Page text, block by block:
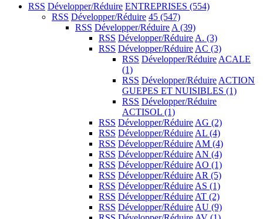
RSS Développer/Réduire ENTREPRISES (554)
RSS Développer/Réduire 45 (547)
RSS Développer/Réduire A (39)
RSS Développer/Réduire A. (3)
RSS Développer/Réduire AC (3)
RSS Développer/Réduire ACALE
(1)
RSS Développer/Réduire ACTION
GUEPES ET NUISIBLES (1)
RSS Développer/Réduire
ACTISOL (1)
RSS Développer/Réduire AG (2)
RSS Développer/Réduire AL (4)
RSS Développer/Réduire AM (4)
RSS Développer/Réduire AN (4)
RSS Développer/Réduire AO (1)
RSS Développer/Réduire AR (5)
RSS Développer/Réduire AS (1)
RSS Développer/Réduire AT (2)
RSS Développer/Réduire AU (9)